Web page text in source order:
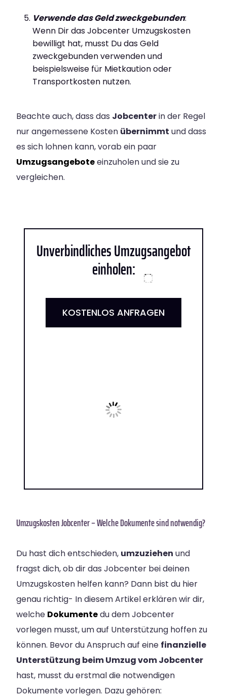
Verwende das Geld zweckgebunden:
Wenn Dir das Jobcenter Umzugskosten
bewilligt hat, musst Du das Geld
zweckgebunden verwenden und
beispielsweise für Mietkaution oder
Transportkosten nutzen.
Beachte auch, dass das Jobcenterin der Regel
nur angemessene Kosten übernimmt und dass
es sich lohnen kann, vorab ein paar
Umzugsangeboteeinzuholen und sie zu
vergleichen.
Unverbindliches Umzugsangebot
einholen:
KOSTENLOS ANFRAGEN
Umzugskosten Jobcenter – Welche Dokumente sind notwendig?
Du hast dich entschieden, umzuziehen und
fragst dich, ob dir das Jobcenter bei deinen
Umzugskosten helfen kann? Dann bist du hier
genau richtig- In diesem Artikel erklären wir dir,
welche Dokumentedu dem Jobcenter
vorlegen musst, um auf Unterstützung hoffen zu
können. Bevor du Anspruch auf eine finanzielle
Unterstützung beim Umzug vom Jobcenter
hast, musst du erstmal die notwendigen
Dokumente vorlegen. Dazu gehören: